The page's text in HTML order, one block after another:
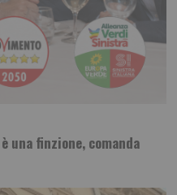
una finzione, comanda